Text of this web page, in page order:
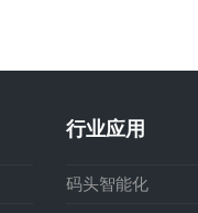
行业应用
码头智能化